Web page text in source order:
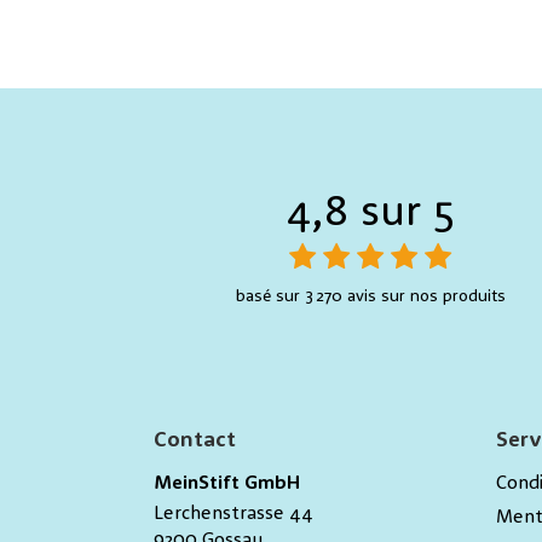
3
4,8 sur 5
basé sur 3 270 avis sur nos produits
Contact
MeinStift GmbH
Lerchenstrasse 44